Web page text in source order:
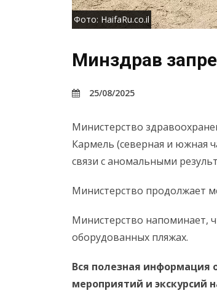
Фото: HaifaRu.co.il
Минздрав
25/08/2025
Министерство
Кармель (северная и южная
связи с аномальными
Министерство продолжает
Министерство напоминает,
оборудованных пляжах.
Вся полезная информация
мероприятий и экскурсий